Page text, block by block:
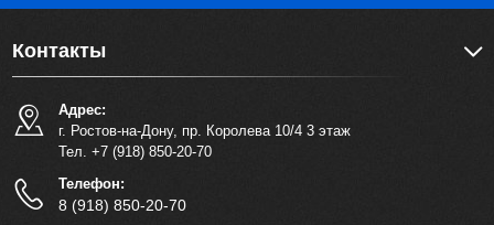
Контакты
Адрес:
г. Ростов-на-Дону, пр. Королева 10/4 3 этаж
Тел. +7 (918) 850-20-70
Телефон:
8 (918) 850-20-70